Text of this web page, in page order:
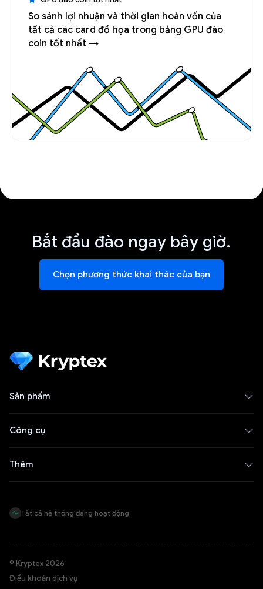
So sánh lợi nhuận và thời gian hoàn vốn của
tất cả các card đồ họa trong bảng GPU đào
coin tốt nhất →
Bắt đầu đào ngay bây giờ.
Chọn phương thức khai thác của bạn
Sản phẩm
Công cụ
Thêm
Tất cả hệ thống đang hoạt động
© Kryptex 2026
Điều khoản dịch vụ